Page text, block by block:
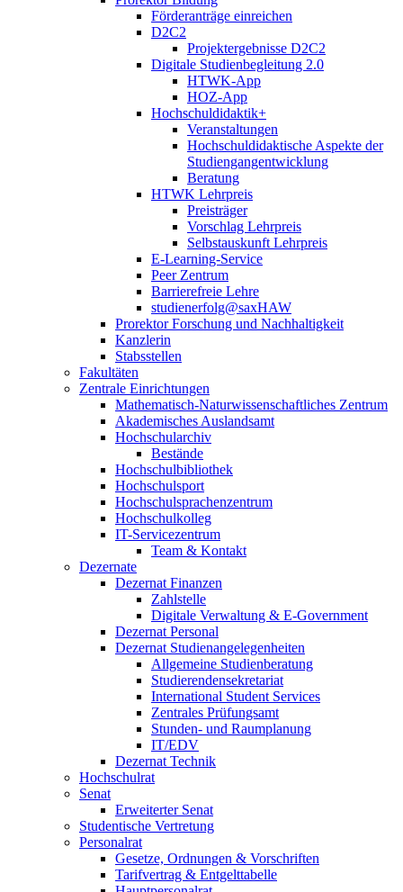
Förderanträge einreichen
D2C2
Projektergebnisse D2C2
Digitale Studienbegleitung 2.0
HTWK-App
HOZ-App
Hochschuldidaktik+
Veranstaltungen
Hochschuldidaktische Aspekte der
Studiengangentwicklung
Beratung
HTWK Lehrpreis
Preisträger
Vorschlag Lehrpreis
Selbstauskunft Lehrpreis
E-Learning-Service
Peer Zentrum
Barrierefreie Lehre
studienerfolg@saxHAW
Prorektor Forschung und Nachhaltigkeit
Kanzlerin
Stabsstellen
Fakultäten
Zentrale Einrichtungen
Mathematisch-Naturwissenschaftliches Zentrum
Akademisches Auslandsamt
Hochschularchiv
Bestände
Hochschulbibliothek
Hochschulsport
Hochschulsprachenzentrum
Hochschulkolleg
IT-Servicezentrum
Team & Kontakt
Dezernate
Dezernat Finanzen
Zahlstelle
Digitale Verwaltung & E-Government
Dezernat Personal
Dezernat Studienangelegenheiten
Allgemeine Studienberatung
Studierendensekretariat
International Student Services
Zentrales Prüfungsamt
Stunden- und Raumplanung
IT/EDV
Dezernat Technik
Hochschulrat
Senat
Erweiterter Senat
Studentische Vertretung
Personalrat
Gesetze, Ordnungen & Vorschriften
Tarifvertrag & Entgelttabelle